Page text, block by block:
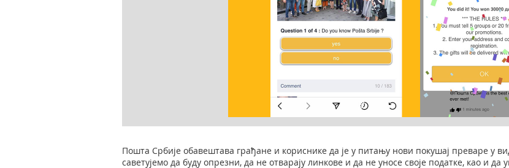
Пошта Србије обавештава грађане и кориснике да је у питању нови покушај преваре у
саветујемо да буду опрезни, да не отварају линкове и да не уносе своје податке, као и